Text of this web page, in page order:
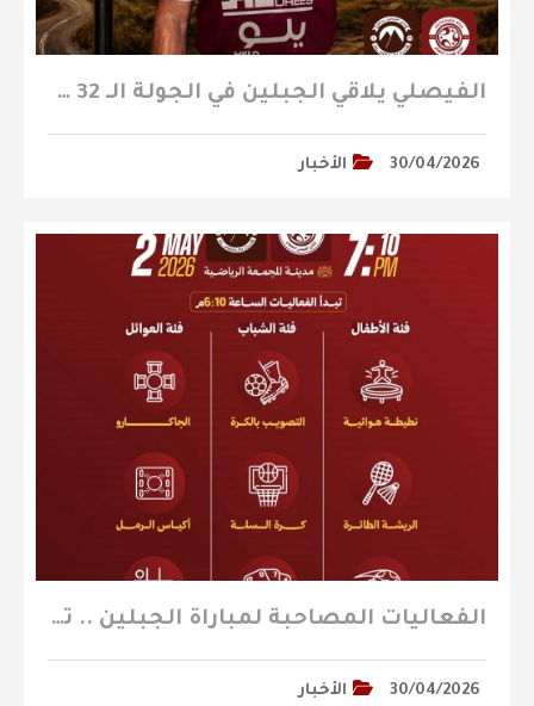
الفيصلي يلاقي الجبلين في الجولة الـ 32 من دوري يلو
30/04/2026 الأخبار
الفعاليات المصاحبة لمباراة الجبلين .. تعرفوا عليها
30/04/2026 الأخبار